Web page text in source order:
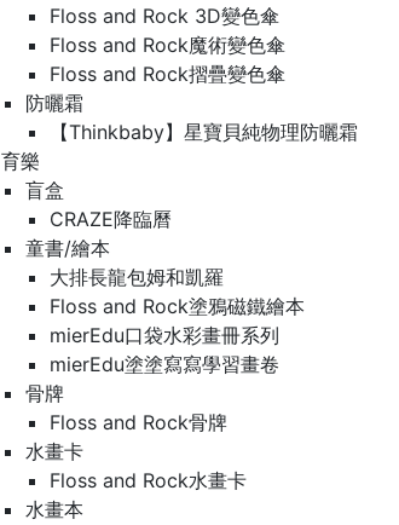
Floss and Rock 3D變色傘
Floss and Rock魔術變色傘
Floss and Rock摺疊變色傘
防曬霜
【Thinkbaby】星寶貝純物理防曬霜
育樂
盲盒
CRAZE降臨曆
童書/繪本
大排長龍包姆和凱羅
Floss and Rock塗鴉磁鐵繪本
mierEdu口袋水彩畫冊系列
mierEdu塗塗寫寫學習畫卷
骨牌
Floss and Rock骨牌
水畫卡
Floss and Rock水畫卡
水畫本